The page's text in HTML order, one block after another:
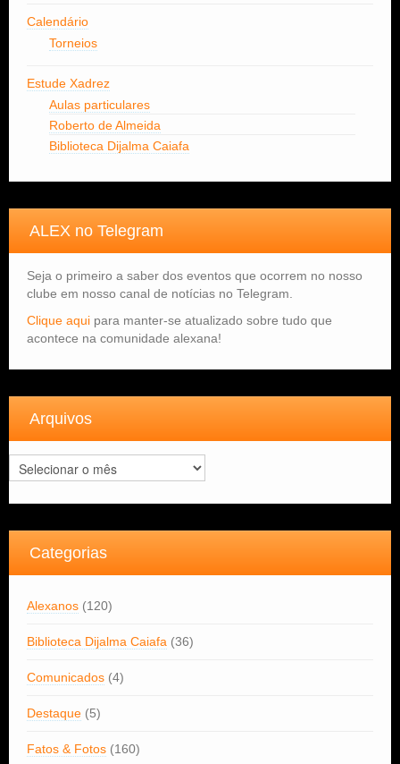
Calendário
Torneios
Estude Xadrez
Aulas particulares
Roberto de Almeida
Biblioteca Dijalma Caiafa
ALEX no Telegram
Seja o primeiro a saber dos eventos que ocorrem no nosso
clube em nosso canal de notícias no Telegram.
Clique aqui para manter-se atualizado sobre tudo que
acontece na comunidade alexana!
Arquivos
Arquivos
Categorias
Alexanos (120)
Biblioteca Dijalma Caiafa (36)
Comunicados (4)
Destaque (5)
Fatos & Fotos (160)